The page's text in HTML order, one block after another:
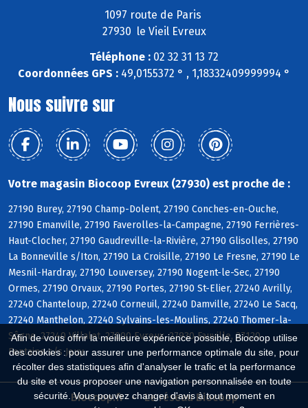
Afin de vous offrir la meilleure expérience possible, Biocoop utilise
des cookies : pour assurer une performance optimale du site, pour
récolter des statistiques afin d'analyser le trafic et la performance
du site et vous proposer une navigation personnalisée en toute
sécurité. Vous pouvez changer d'avis à tout moment en
1097 route de Paris
27930 le Vieil Evreux
Téléphone : 02 32 31 13 72
Coordonnées GPS : 49,0155372 ° , 1,18332409999994 °
Nous suivre sur
Votre magasin Biocoop Evreux (27930) est proche de :
27190 Burey, 27190 Champ-Dolent, 27190 Conches-en-Ouche,
27190 Emanville, 27190 Faverolles-la-Campagne, 27190 Ferrières-
Haut-Clocher, 27190 Gaudreville-la-Rivière, 27190 Glisolles, 27190
La Bonneville s/Iton, 27190 La Croisille, 27190 Le Fresne, 27190 Le
Mesnil-Hardray, 27190 Louversey, 27190 Nogent-le-Sec, 27190
Ormes, 27190 Orvaux, 27190 Portes, 27190 St-Elier, 27240 Avrilly,
27240 Chanteloup, 27240 Corneuil, 27240 Damville, 27240 Le Sacq,
27240 Manthelon, 27240 Sylvains-les-Moulins, 27240 Thomer-la-
Sôgne, 27240 Villalet, 27000 Evreux, 27930 Fauville, 27120
Fontaine s/s Jouy
Biocoop.fr Le réseau Biocoop